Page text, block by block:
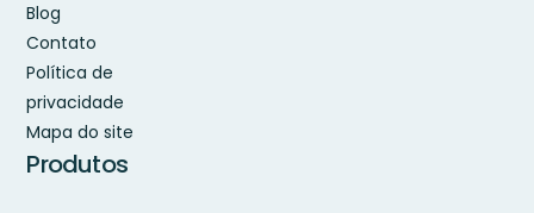
Blog
Contato
Política de
privacidade
Mapa do site
Produtos